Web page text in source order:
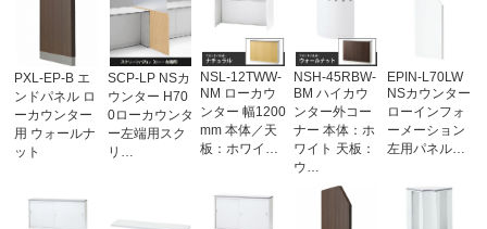
PXL-EP-B エ
ンドパネル ロ
ーカウンター
用 ウォールナ
ット
SCP-LP NSカ
ウンター H70
0ローカウンタ
ー左端用スク
リ…
NSL-12TWW-
NM ローカウ
ンター 幅1200
mm 本体／天
板：ホワイ…
NSH-45RBW-
BM ハイカウ
ンター外コー
ナー 本体：ホ
ワイト 天板：
ウ…
EPIN-L70LW
NSカウンター
ローインフォ
ーメーション
左用パネル…